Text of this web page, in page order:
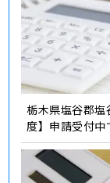
栃木県塩谷郡塩
度】申請受付中